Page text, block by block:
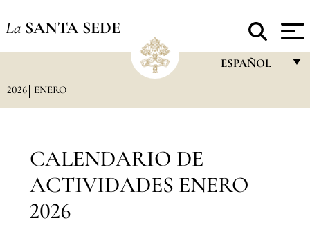
La SANTA SEDE
ESPAÑOL
2026 ENERO
CALENDARIO DE
ACTIVIDADES ENERO
2026